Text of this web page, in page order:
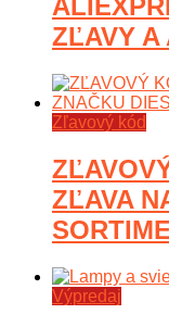
ZĽAVY A
Zľavový kód
ZĽAVA
Výpredaj